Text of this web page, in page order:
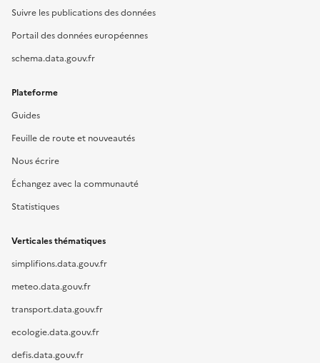
Suivre les publications des données
Portail des données européennes
schema.data.gouv.fr
Plateforme
Guides
Feuille de route et nouveautés
Nous écrire
Échangez avec la communauté
Statistiques
Verticales thématiques
simplifions.data.gouv.fr
meteo.data.gouv.fr
transport.data.gouv.fr
ecologie.data.gouv.fr
defis.data.gouv.fr